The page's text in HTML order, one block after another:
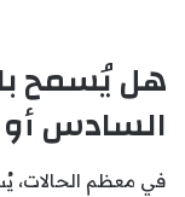
هل يُسمح
السادس أو
في معظم الحالات،